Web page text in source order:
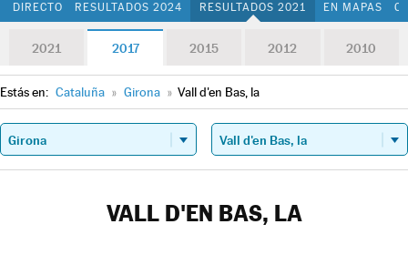
DIRECTO RESULTADOS 2024 RESULTADOS 2021 EN MAPAS
2021 2017 2015 2012 2010
Estás en: Cataluña » Girona » Vall d'en Bas, la
VALL D'EN BAS, LA